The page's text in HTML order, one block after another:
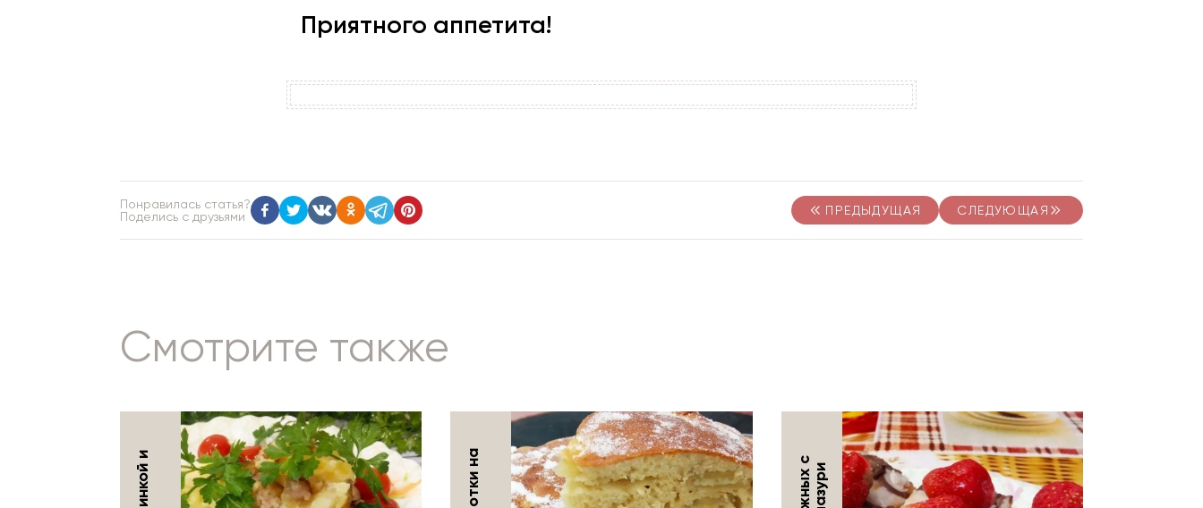
Приятного аппетита!
Понравилась статья?
Поделись с друзьями
ПРЕДЫДУЩАЯ СЛЕДУЮЩАЯ
Смотрите также
3 марта 2020 г.
ТОРТЫ И ПИРОЖНЫЕ
28 ноября 2023 г.